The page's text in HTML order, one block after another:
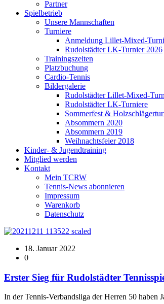
Partner
Spielbetrieb
Unsere Mannschaften
Turniere
Anmeldung Lillet-Mixed-
Rudolstädter LK-Turnier 2026
Trainingszeiten
Platzbuchung
Cardio-Tennis
Bildergalerie
Rudolstädter Lillet-Mixed-
Rudolstädter LK-Turniere
Sommerfest &
Absommern 2020
Absommern 2019
Weihnachtsfeier 2018
Kinder- & Jugendtraining
Mitglied werden
Kontakt
Mein TCRW
Tennis-News abonnieren
Impressum
Warenkorb
Datenschutz
18. Januar 2022
0
Erster Sieg für Rudolstädter
In der Tennis-Verbandsliga der Herren 50